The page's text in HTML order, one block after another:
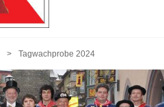
> Tagwachprobe 2024